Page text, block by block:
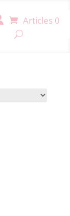
Articles 0